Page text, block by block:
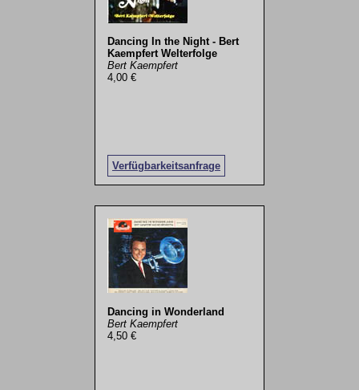
Dancing In the Night - Bert
Kaempfert Welterfolge
Bert Kaempfert
4,00 €
Verfügbarkeitsanfrage
Dancing in Wonderland
Bert Kaempfert
4,50 €